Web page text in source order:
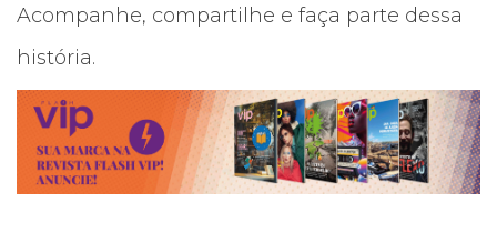
Acompanhe, compartilhe e faça parte dessa
história.